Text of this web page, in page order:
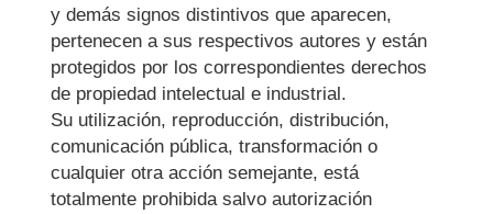
y demás signos distintivos que aparecen,
pertenecen a sus respectivos autores y están
protegidos por los correspondientes derechos
de propiedad intelectual e industrial.
Su utilización, reproducción, distribución,
comunicación pública, transformación o
cualquier otra acción semejante, está
totalmente prohibida salvo autorización